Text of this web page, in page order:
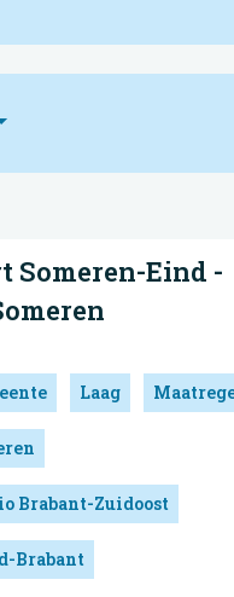
Someren-Eind -
Laag
Brabant-Zuidoost
Brabant